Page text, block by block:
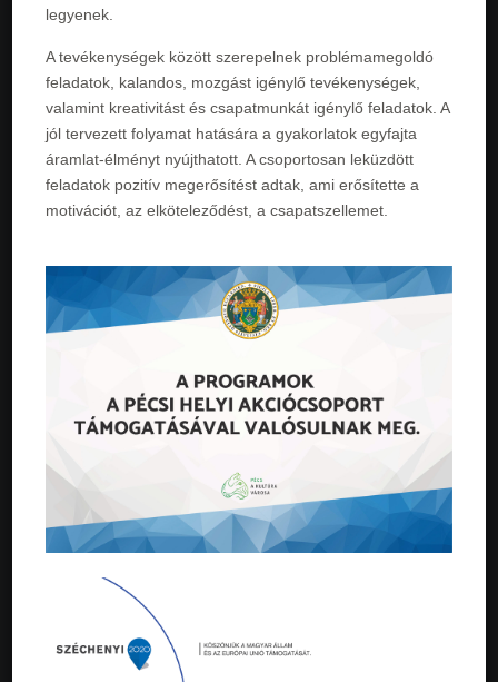
legyenek.
A tevékenységek között szerepelnek problémamegoldó
feladatok, kalandos, mozgást igénylő tevékenységek,
valamint kreativitást és csapatmunkát igénylő feladatok. A
jól tervezett folyamat hatására a gyakorlatok egyfajta
áramlat-­élményt nyújthatott. A csoportosan leküzdött
feladatok pozitív megerősítést adtak, ami erősítette a
motivációt, az elköteleződést, a csapatszellemet.